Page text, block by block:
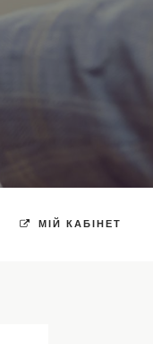
МІЙ КАБІНЕТ